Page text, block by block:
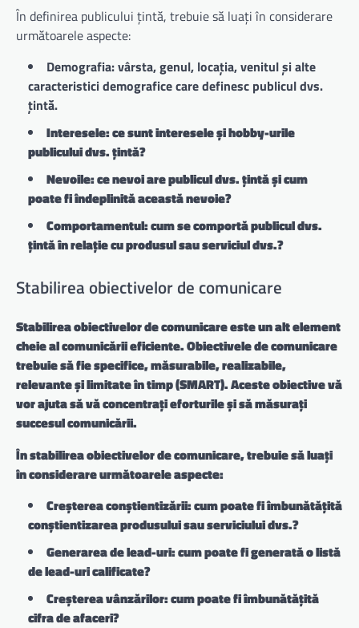
În definirea publicului țintă, trebuie să luați în considerare
următoarele aspecte:
Demografia: vârsta, genul, locația, venitul și alte
caracteristici demografice care definesc publicul dvs.
țintă.
Interesele: ce sunt interesele și hobby-urile
publicului dvs. țintă?
Nevoile: ce nevoi are publicul dvs. țintă și cum
poate fi îndeplinită această nevoie?
Comportamentul: cum se comportă publicul dvs.
țintă în relație cu produsul sau serviciul dvs.?
Stabilirea obiectivelor de comunicare
Stabilirea obiectivelor de comunicare este un alt element
cheie al comunicării eficiente. Obiectivele de comunicare
trebuie să fie specifice, măsurabile, realizabile,
relevante și limitate în timp (SMART). Aceste obiective vă
vor ajuta să vă concentrați eforturile și să măsurați
succesul comunicării.
În stabilirea obiectivelor de comunicare, trebuie să luați
în considerare următoarele aspecte:
Creșterea conștientizării: cum poate fi îmbunătățită
conștientizarea produsului sau serviciului dvs.?
Generarea de lead-uri: cum poate fi generată o listă
de lead-uri calificate?
Creșterea vânzărilor: cum poate fi îmbunătățită
cifra de afaceri?